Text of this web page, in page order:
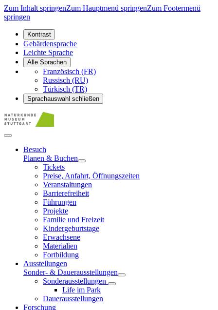
Zum Inhalt springenZum Hauptmenü springenZum Footermenü
springen
Kontrast
Gebärdensprache
Leichte Sprache
Alle Sprachen
Französisch (FR)
Russisch (RU)
Türkisch (TR)
Sprachauswahl schließen
Besuch
Planen & Buchen
Tickets
Preise, Anfahrt, Öffnungszeiten
Veranstaltungen
Barrierefreiheit
Führungen
Projekte
Familie und Freizeit
Kindergeburtstage
Erwachsene
Materialien
Fortbildung
Ausstellungen
Sonder- & Dauerausstellungen
Sonderausstellungen
Life im Park
Dauerausstellungen
Forschung